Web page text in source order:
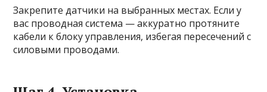
Закрепите датчики на выбранных местах. Если у
вас проводная система — аккуратно протяните
кабели к блоку управления, избегая пересечений с
силовыми проводами.